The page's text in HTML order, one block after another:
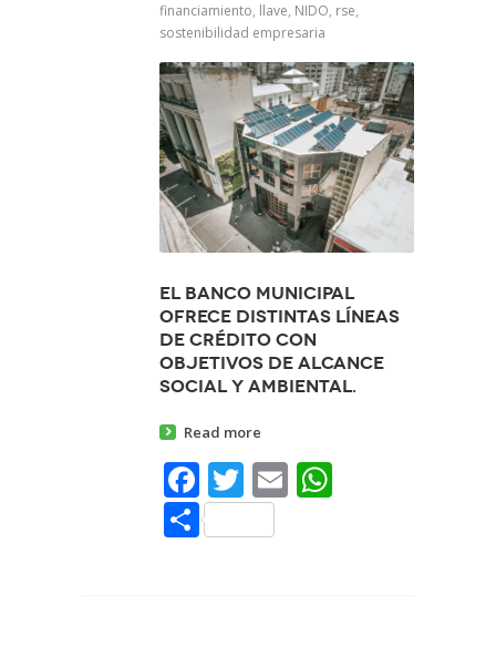
financiamiento, llave, NIDO, rse,
sostenibilidad empresaria
El Banco Municipal
ofrece distintas líneas
de crédito con
objetivos de alcance
social y ambiental.
Read more
Facebook
Twitter
Email
Share